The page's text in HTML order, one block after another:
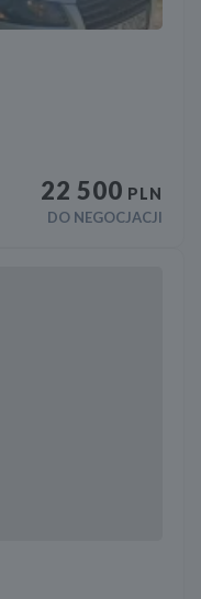
22 500 PLN
DO NEGOCJACJI